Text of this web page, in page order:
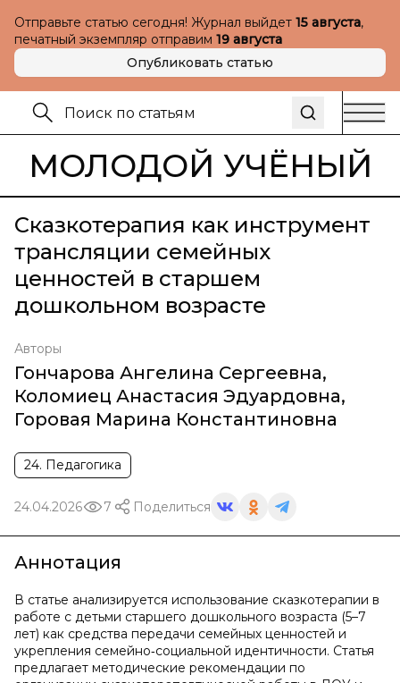
Отправьте статью сегодня! Журнал выйдет 15 августа,
печатный экземпляр отправим 19 августа
Опубликовать статью
МОЛОДОЙ УЧЁНЫЙ
Сказкотерапия как инструмент
трансляции семейных
ценностей в старшем
дошкольном возрасте
Авторы
Гончарова Ангелина Сергеевна,
Коломиец Анастасия Эдуардовна,
Горовая Марина Константиновна
24. Педагогика
24.04.2026 7 Поделиться
Аннотация
В статье анализируется использование сказкотерапии в
работе с детьми старшего дошкольного возраста (5–7
лет) как средства передачи семейных ценностей и
укрепления семейно‑социальной идентичности. Статья
предлагает методические рекомендации по